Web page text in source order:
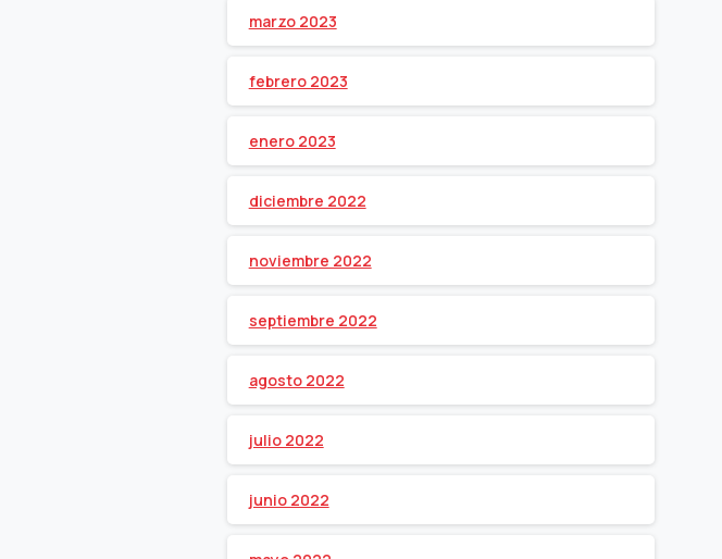
marzo 2023
febrero 2023
enero 2023
diciembre 2022
noviembre 2022
septiembre 2022
agosto 2022
julio 2022
junio 2022